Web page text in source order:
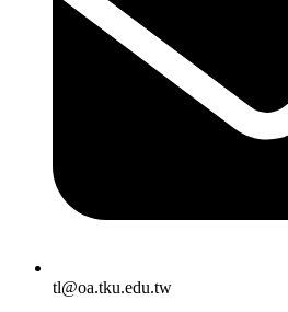
tl@oa.tku.edu.tw